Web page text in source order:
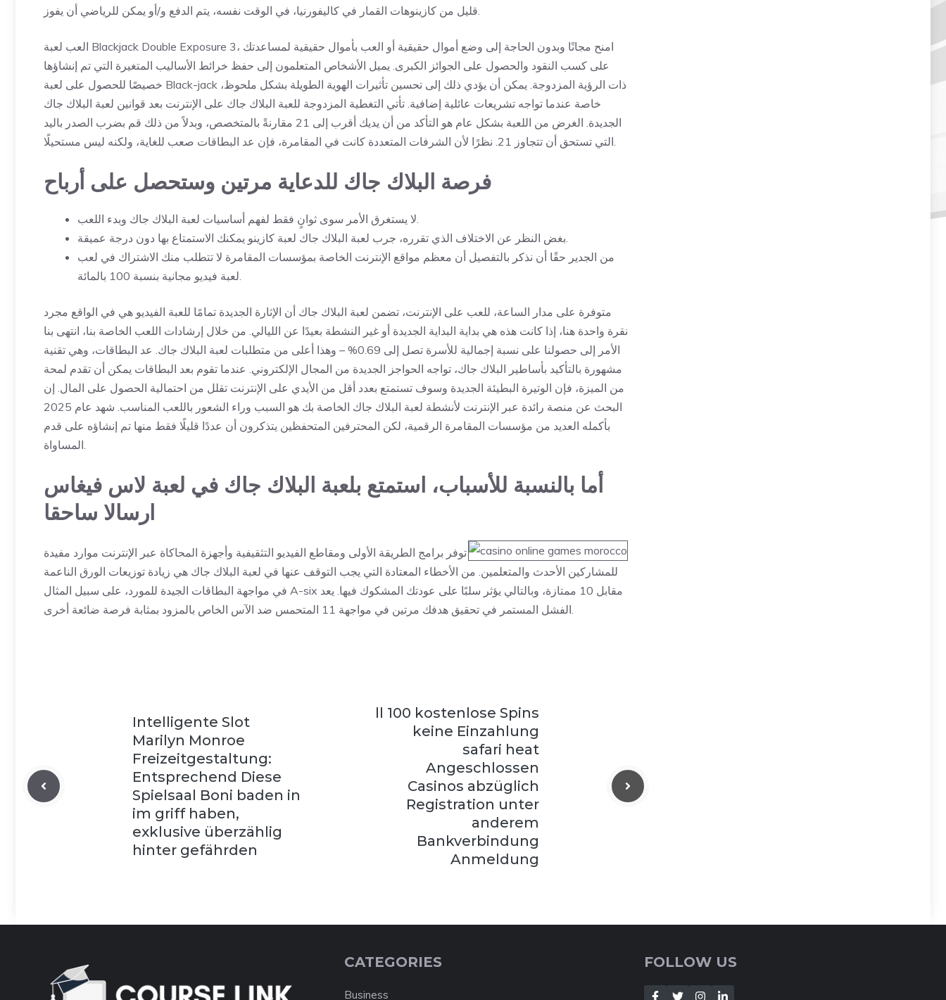
قليل من كازينوهات القمار في كاليفورنيا، في الوقت نفسه، يتم الدفع و/أو يمكن للرياضي أن يفوز.
العب لعبة Blackjack Double Exposure 3، امنح مجانًا وبدون الحاجة إلى وضع أموال حقيقية أو العب بأموال حقيقية لمساعدتك
على كسب النقود والحصول على الجوائز الكبرى. يميل الأشخاص المتعلمون إلى حفظ خرائط الأساليب المتغيرة التي تم إنشاؤها
خصيصًا للحصول على لعبة Black-jack ذات الرؤية المزدوجة. يمكن أن يؤدي ذلك إلى تحسين تأثيرات الهوية الطويلة بشكل ملحوظ،
خاصة عندما تواجه تشريعات عائلية إضافية. تأتي التغطية المزدوجة للعبة البلاك جاك على الإنترنت بعد قوانين لعبة البلاك جاك
الجديدة. الغرض من اللعبة بشكل عام هو التأكد من أن يديك أقرب إلى 21 مقارنةً بالمتخصص، وبدلاً من ذلك قم بضرب الصدر باليد
التي تستحق أن تتجاوز 21. نظرًا لأن الشرفات المتعددة كانت في المقامرة، فإن عد البطاقات صعب للغاية، ولكنه ليس مستحيلًا.
فرصة البلاك جاك للدعاية مرتين وستحصل على أرباح
لا يستغرق الأمر سوى ثوانٍ فقط لفهم أساسيات لعبة البلاك جاك وبدء اللعب.
بغض النظر عن الاختلاف الذي تقرره، جرب لعبة البلاك جاك لعبة كازينو يمكنك الاستمتاع بها دون درجة عميقة.
من الجدير حقًا أن نذكر بالتفصيل أن معظم مواقع الإنترنت الخاصة بمؤسسات المقامرة لا تتطلب منك الاشتراك في لعب
لعبة فيديو مجانية بنسبة 100 بالمائة.
متوفرة على مدار الساعة، للعب على الإنترنت، تضمن لعبة البلاك جاك أن الإثارة الجديدة تمامًا للعبة الفيديو هي في الواقع مجرد
نقرة واحدة هنا، إذا كانت هذه هي بداية البداية الجديدة أو غير النشطة بعيدًا عن الليالي. من خلال إرشادات اللعب الخاصة بنا، انتهى بنا
الأمر إلى حصولنا على نسبة إجمالية للأسرة تصل إلى 0.69% – وهذا أعلى من متطلبات لعبة البلاك جاك. عد البطاقات، وهي تقنية
مشهورة بالتأكيد بأساطير البلاك جاك، تواجه الحواجز الجديدة من المجال الإلكتروني. عندما تقوم بعد البطاقات يمكن أن تقدم لمحة
من الميزة، فإن الوتيرة البطيئة الجديدة وسوف تستمتع بعدد أقل من الأيدي على الإنترنت تقلل من احتمالية الحصول على المال. إن
البحث عن منصة رائدة عبر الإنترنت لأنشطة لعبة البلاك جاك الخاصة بك هو السبب وراء الشعور باللعب المناسب. شهد عام 2025
بأكمله العديد من مؤسسات المقامرة الرقمية، لكن المحترفين المتحفظين يتذكرون أن عددًا قليلًا فقط منها تم إنشاؤه على قدم
المساواة.
أما بالنسبة للأسباب، استمتع بلعبة البلاك جاك في لعبة لاس فيغاس
ارسالا ساحقا
توفر برامج الطريقة الأولى ومقاطع الفيديو التثقيفية وأجهزة المحاكاة عبر الإنترنت موارد مفيدة
للمشاركين الأحدث والمتعلمين. من الأخطاء المعتادة التي يجب التوقف عنها في لعبة البلاك جاك هي زيادة توزيعات الورق الناعمة
في مواجهة البطاقات الجيدة للمورد، على سبيل المثال A-six مقابل 10 ممتازة، وبالتالي يؤثر سلبًا على عودتك المشكوك فيها. يعد
الفشل المستمر في تحقيق هدفك مرتين في مواجهة 11 المتحمس ضد الآس الخاص بالمزود بمثابة فرصة ضائعة أخرى.
Intelligente Slot
Marilyn Monroe
Freizeitgestaltung:
Entsprechend Diese
Spielsaal Boni baden in
im griff haben,
exklusive überzählig
hinter gefährden
ll 100 kostenlose Spins
keine Einzahlung
safari heat
Angeschlossen
Casinos abzüglich
Registration unter
anderem
Bankverbindung
Anmeldung
CATEGORIES
Business
FOLLOW US